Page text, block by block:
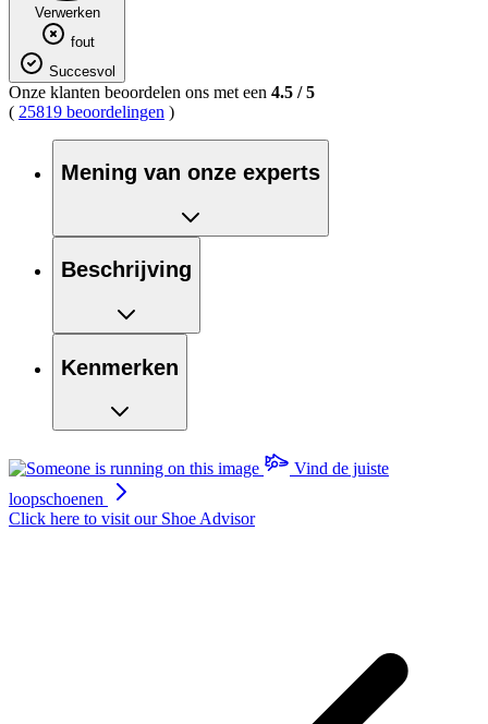
Verwerken
fout
Succesvol
Onze klanten beoordelen ons met een 4.5 /5
( 25819 beoordelingen )
Mening van onze experts
Beschrijving
Kenmerken
Vind de juiste
loopschoenen
Click here to visit our Shoe Advisor